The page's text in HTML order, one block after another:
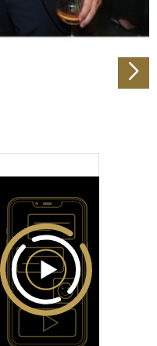
Website zu
Informationen zu Ihrer
weiter. Unsere
möglicherweise mit